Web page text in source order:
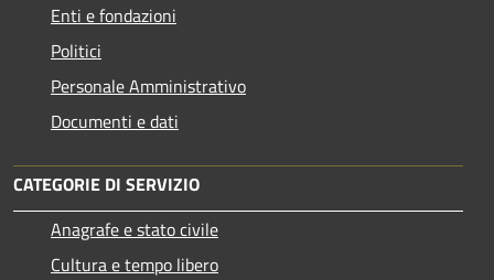
Enti e fondazioni
Politici
Personale Amministrativo
Documenti e dati
CATEGORIE DI SERVIZIO
Anagrafe e stato civile
Cultura e tempo libero